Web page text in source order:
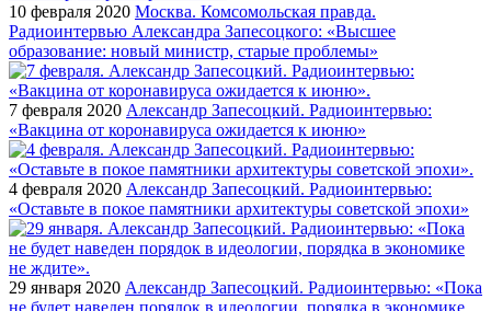
10 февраля 2020 Москва. Комсомольская правда.
Радиоинтервью Александра Запесоцкого: «Высшее
образование: новый министр, старые проблемы»
7 февраля 2020 Александр Запесоцкий. Радиоинтервью:
«Вакцина от коронавируса ожидается к июню»
4 февраля 2020 Александр Запесоцкий. Радиоинтервью:
«Оставьте в покое памятники архитектуры советской эпохи»
29 января 2020 Александр Запесоцкий. Радиоинтервью: «Пока
не будет наведен порядок в идеологии, порядка в экономике